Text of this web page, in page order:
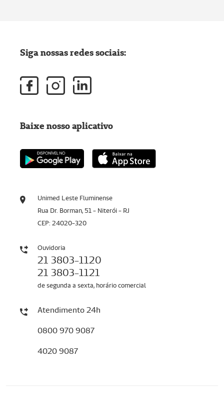
Unimed Leste Fluminense
Rua Dr. Borman, 51 - Niterói - RJ
CEP: 24020-320
Ouvidoria
21 3803-1120
21 3803-1121
de segunda a sexta, horário comercial
Atendimento 24h
0800 970 9087
4020 9087
Siga nossas redes sociais:
Baixe nosso aplicativo